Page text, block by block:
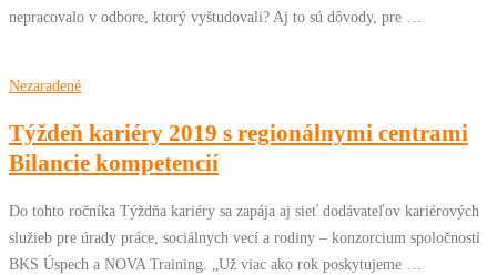
nepracovalo v odbore, ktorý vyštudovali? Aj to sú dôvody, pre …
Nezaradené
Týždeň kariéry 2019 s regionálnymi centrami
Bilancie kompetencií
Do tohto ročníka Týždňa kariéry sa zapája aj sieť dodávateľov kariérových
služieb pre úrady práce, sociálnych vecí a rodiny – konzorcium spoločností
BKS Úspech a NOVA Training. „Už viac ako rok poskytujeme …